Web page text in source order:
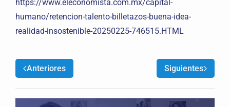
https://www.eleconomista.com.mx/capital-
humano/retencion-talento-billetazos-buena-idea-
realidad-insostenible-20250225-746515.HTML
Anteriores Siguientes